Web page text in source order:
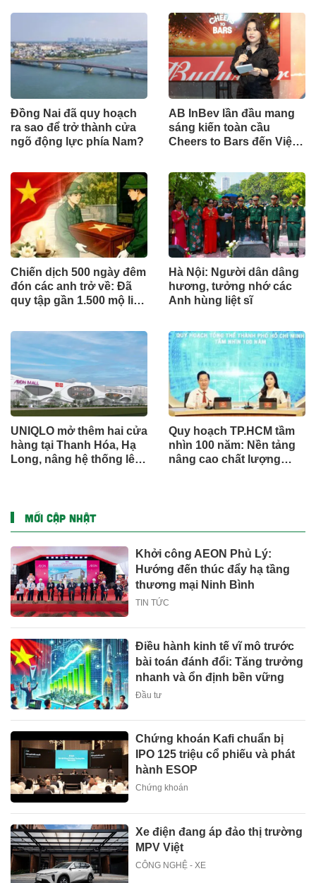
Đồng Nai đã quy hoạch
ra sao để trở thành cửa
ngõ động lực phía Nam?
AB InBev lần đầu mang
sáng kiến toàn cầu
Cheers to Bars đến Việt
Chiến dịch 500 ngày đêm
đón các anh trở về: Đã
quy tập gần 1.500 mộ liệt
Hà Nội: Người dân dâng
hương, tưởng nhớ các
Anh hùng liệt sĩ
UNIQLO mở thêm hai cửa
hàng tại Thanh Hóa, Hạ
Long, nâng hệ thống lên
Quy hoạch TP.HCM tầm
nhìn 100 năm: Nền tảng
nâng cao chất lượng
MỚI CẬP NHẬT
Khởi công AEON Phủ Lý:
Hướng đến thúc đẩy hạ tầng
thương mại Ninh Bình
TIN TỨC
Điều hành kinh tế vĩ mô trước
bài toán đánh đổi: Tăng trưởng
nhanh và ổn định bền vững
Đầu tư
Chứng khoán Kafi chuẩn bị
IPO 125 triệu cổ phiếu và phát
hành ESOP
Chứng khoán
Xe điện đang áp đảo thị trường
MPV Việt
CÔNG NGHỆ - XE